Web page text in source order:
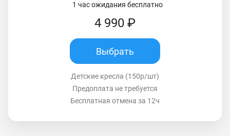
1 час ожидания бесплатно
4 990 ₽
Выбрать
Детские кресла (150р/шт)
Предоплата не требуется
Бесплатная отмена за 12ч